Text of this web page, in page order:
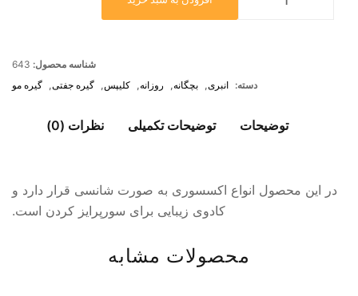
شناسه محصول: 643
دسته: انبری بچگانه روزانه کلیپس گیره جفتی گیره مو
توضیحات توضیحات تکمیلی نظرات (0)
در این محصول انواع اکسسوری به صورت شانسی قرار دارد و
کادوی زیبایی برای سورپرایز کردن است.
محصولات مشابه